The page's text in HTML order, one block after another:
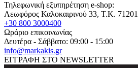
Τηλεφωνική εξυπηρέτηση e-shop:
Λεωφόρος Καλοκαιρινού 33, T.K. 71201
+30 800 3000400
Ωράριο επικοινωνίας
Δευτέρα - Σάββατο: 09:00 - 15:00
info@markakis.gr
ΕΓΓΡΑΦΗ ΣΤΟ NEWSLETTER